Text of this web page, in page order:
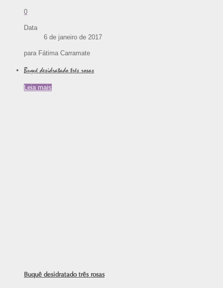
0
Data
6 de janeiro de 2017
para Fátima Carramate
Buquê desidratado três rosas
Leia mais
Buquê desidratado três rosas